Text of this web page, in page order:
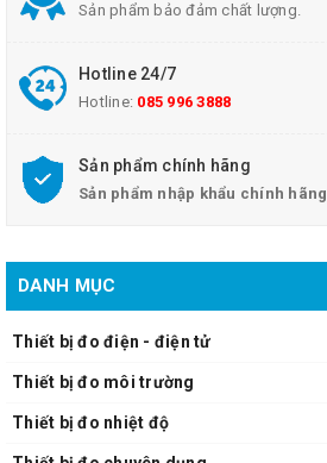
Sản phẩm bảo đảm chất lượng.
Hotline 24/7
Hotline: 085 996 3888
Sản phẩm chính hãng
Sản phẩm nhập khẩu chính hãng
DANH MỤC
Thiết bị đo điện - điện tử
Thiết bị đo môi trường
Thiết bị đo nhiệt độ